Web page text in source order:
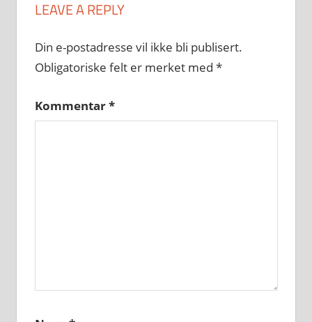
LEAVE A REPLY
Din e-postadresse vil ikke bli publisert.
Obligatoriske felt er merket med *
Kommentar*